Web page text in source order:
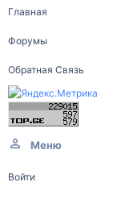
Главная
Форумы
Обратная Связь
Меню
Войти